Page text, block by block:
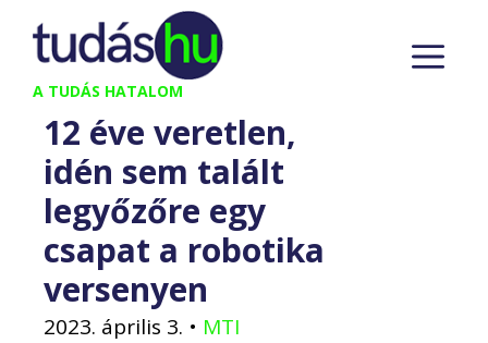
Kilépés
tartalomba
A TUDÁS HATALOM
12 éve veretlen,
idén sem talált
legyőzőre egy
csapat a robotika
versenyen
2023. április 3. • MTI